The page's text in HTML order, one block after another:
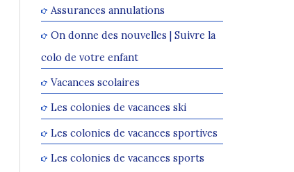
Assurances annulations
On donne des nouvelles | Suivre la
colo de votre enfant
Vacances scolaires
Les colonies de vacances ski
Les colonies de vacances sportives
Les colonies de vacances sports